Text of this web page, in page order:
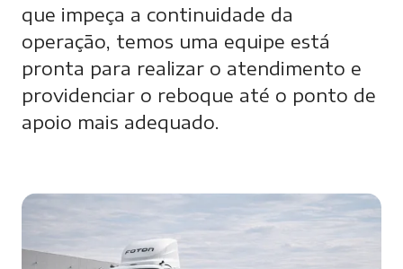
que impeça a continuidade da
operação, temos uma equipe está
pronta para realizar o atendimento e
providenciar o reboque até o ponto de
apoio mais adequado.